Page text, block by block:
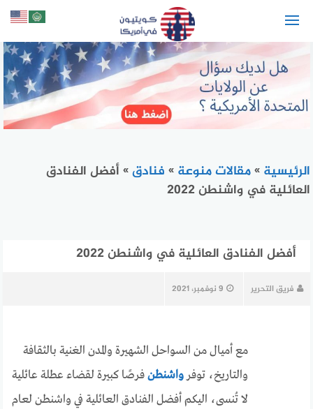
الرئيسية »مقالات منوعة » فنادق»أفضل الفنادق
العائلية في واشنطن 2022
أفضل الفنادق العائلية في واشنطن 2022
فريق التحرير 9 نوفمبر، 2021
مع أميال من السواحل الشهيرة والمدن الغنية بالثقافة
والتاريخ، توفرواشنطن فرصًا كبيرة لقضاء عطلة عائلية
لا تُنسى، اليكم أفضل الفنادق العائلية في واشنطن لعام